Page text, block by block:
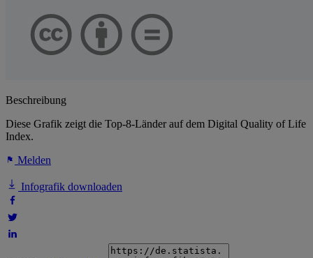
Beschreibung
Diese Grafik zeigt die Top-8-Länder auf dem Digital Quality of Life
Index.
Melden
Infografik downloaden